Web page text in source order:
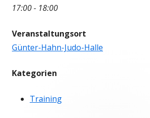
17:00 - 18:00
Veranstaltungsort
Günter-Hahn-Judo-Halle
Kategorien
Training